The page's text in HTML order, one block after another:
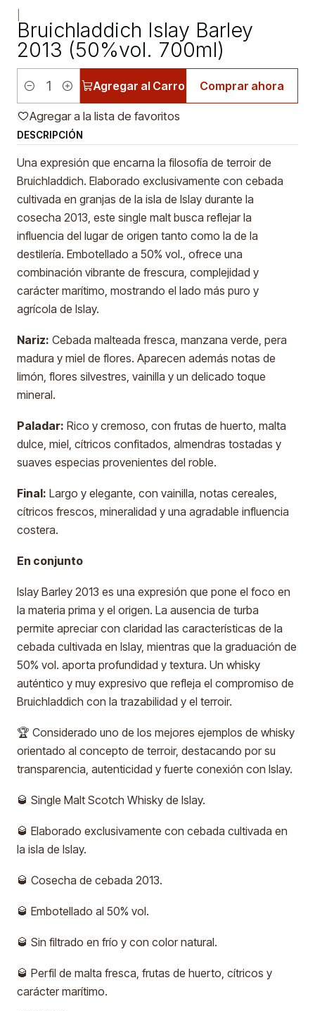
Bruichladdich Islay Barley
2013 (50%vol. 700ml)
Cantidad
Agregar al Carro Comprar ahora
Agregar a la lista de favoritos
DESCRIPCIÓN
Una expresión que encarna la filosofía de terroir de
Bruichladdich. Elaborado exclusivamente con cebada
cultivada en granjas de la isla de Islay durante la
cosecha 2013, este single malt busca reflejar la
influencia del lugar de origen tanto como la de la
destilería. Embotellado a 50% vol., ofrece una
combinación vibrante de frescura, complejidad y
carácter marítimo, mostrando el lado más puro y
agrícola de Islay.
Nariz: Cebada malteada fresca, manzana verde, pera
madura y miel de flores. Aparecen además notas de
limón, flores silvestres, vainilla y un delicado toque
mineral.
Paladar: Rico y cremoso, con frutas de huerto, malta
dulce, miel, cítricos confitados, almendras tostadas y
suaves especias provenientes del roble.
Final: Largo y elegante, con vainilla, notas cereales,
cítricos frescos, mineralidad y una agradable influencia
costera.
En conjunto
Islay Barley 2013 es una expresión que pone el foco en
la materia prima y el origen. La ausencia de turba
permite apreciar con claridad las características de la
cebada cultivada en Islay, mientras que la graduación de
50% vol. aporta profundidad y textura. Un whisky
auténtico y muy expresivo que refleja el compromiso de
Bruichladdich con la trazabilidad y el terroir.
🏆 Considerado uno de los mejores ejemplos de whisky
orientado al concepto de terroir, destacando por su
transparencia, autenticidad y fuerte conexión con Islay.
🥃 Single Malt Scotch Whisky de Islay.
🥃 Elaborado exclusivamente con cebada cultivada en
la isla de Islay.
🥃 Cosecha de cebada 2013.
🥃 Embotellado al 50% vol.
🥃 Sin filtrado en frío y con color natural.
🥃 Perfil de malta fresca, frutas de huerto, cítricos y
carácter marítimo.